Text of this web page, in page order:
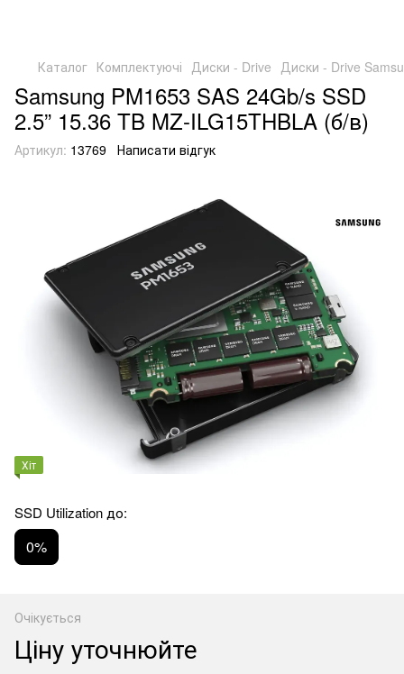
Каталог Комплектуючі Диски - Drive Диски - Drive
Samsung PM1653 SAS 24Gb/s SSD
2.5” 15.36 TB MZ-ILG15THBLA (б/в)
Артикул: 13769 Написати відгук
Хіт
SSD Utilization до:
0%
Очікується
Ціну уточнюйте